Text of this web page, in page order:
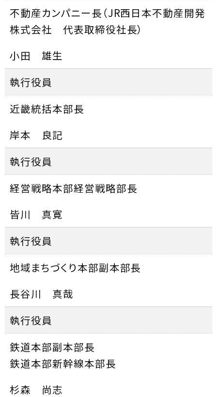
不動産カンパニー長（JR西日本不動産開発
株式会社 代表取締役社長）
小田 雄生
執行役員
近畿統括本部長
岸本 良記
執行役員
経営戦略本部経営戦略部長
皆川 真寛
執行役員
地域まちづくり本部副本部長
長谷川 真哉
執行役員
鉄道本部副本部長
鉄道本部新幹線本部長
杉森 尚志